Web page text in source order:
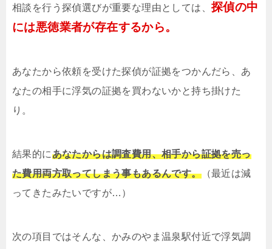
相談を行う探偵選びが重要な理由としては、 探偵の中
には悪徳業者が存在するから。
あなたから依頼を受けた探偵が証拠をつかんだら、あ
なたの相手に浮気の証拠を買わないかと持ち掛けた
り。
結果的にあなたからは調査費用、相手から証拠を売っ
た費用両方取ってしまう事もあるんです。（最近は減
ってきたみたいですが…）
次の項目ではそんな、かみのやま温泉駅付近で浮気調